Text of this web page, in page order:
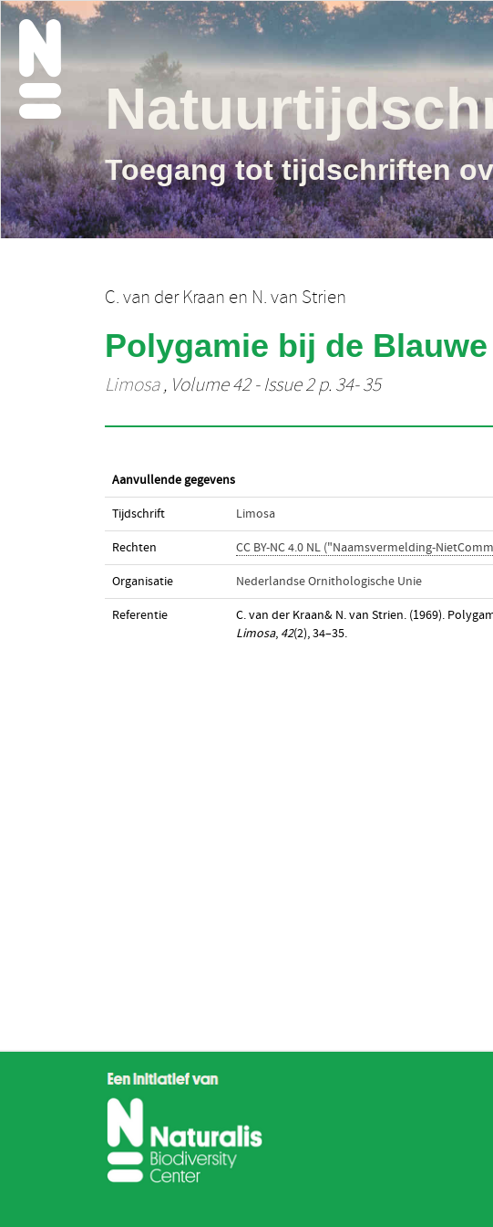
Toegang tot tijdschriften
C. van der Kraan en N. van Strien
Polygamie bij de
Limosa, Volume 42 - Issue 2 p. 34- 35
Aanvullende gegevens
Tijdschrift Limosa
Rechten CC BY-NC 4.0 NL ("Naamsvermelding-
Organisatie Nederlandse Ornithologische Unie
Referentie
C. van der Kraan& N. van Strien. (1969).
Limosa, 42(2), 34–35.